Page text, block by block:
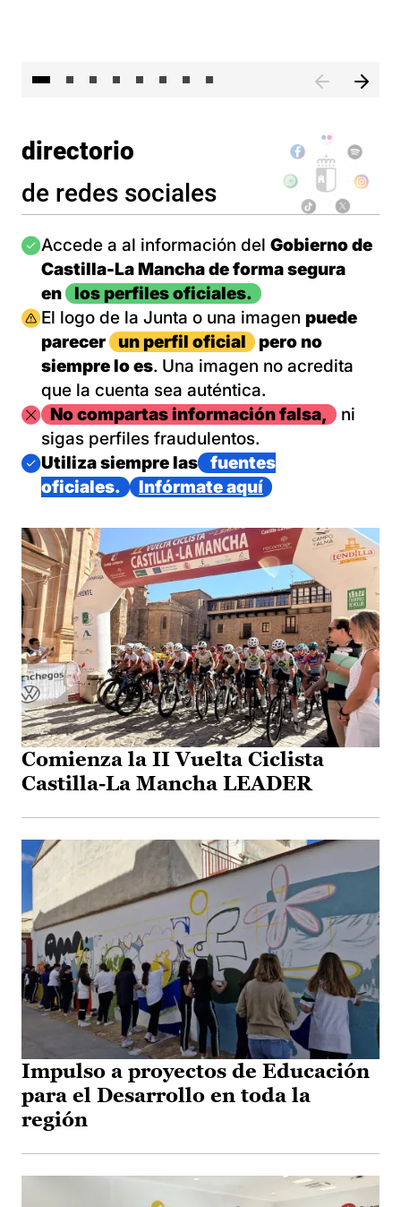
directorio
de redes sociales
Imagen
Accede a al información del Gobierno de
Castilla-La Mancha de forma segura
en
los perfiles oficiales.
Imagen
El logo de la Junta o una imagen puede
parecer
un perfil oficial
pero no
siempre lo es. Una imagen no acredita
que la cuenta sea auténtica.
ImagenNo compartas información falsa,
ni
sigas perfiles fraudulentos.
Imagen
Utiliza siempre las
fuentes
oficiales.
Infórmate aquí
Comienza la II Vuelta Ciclista
Castilla-La Mancha LEADER
Impulso a proyectos de Educación
para el Desarrollo en toda la
región